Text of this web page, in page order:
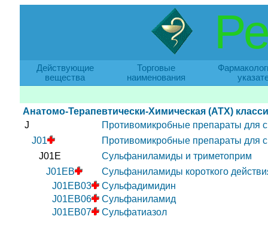
Действующие
вещества
Торговые
наименования
Анатомо-Терапевтически-Химическая (АТХ)
J
Противомикробные препараты для
J01
Противомикробные препараты для
J01E
Сульфаниламиды и триметоприм
J01EB
Сульфаниламиды короткого
J01EB03
Сульфадимидин
J01EB06
Сульфаниламид
J01EB07
Сульфатиазол